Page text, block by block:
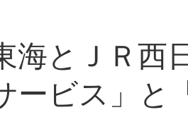
海とＪＲ西
ービス」